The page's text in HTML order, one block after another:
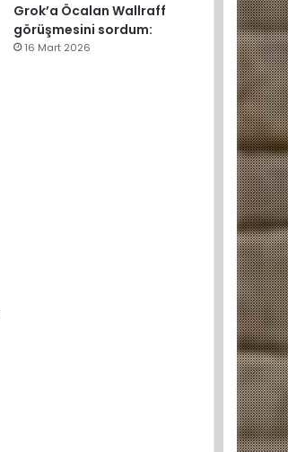
Grok’a Öcalan Wallraff
görüşmesini sordum:
16 Mart 2026